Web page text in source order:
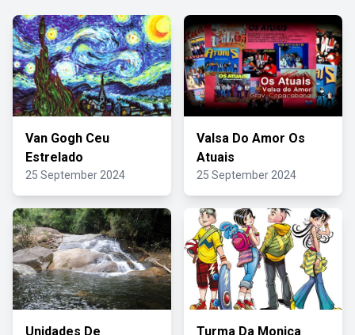
Van Gogh Ceu
Estrelado
25 September 2024
Valsa Do Amor Os
Atuais
25 September 2024
Unidades De Turma Da Monica